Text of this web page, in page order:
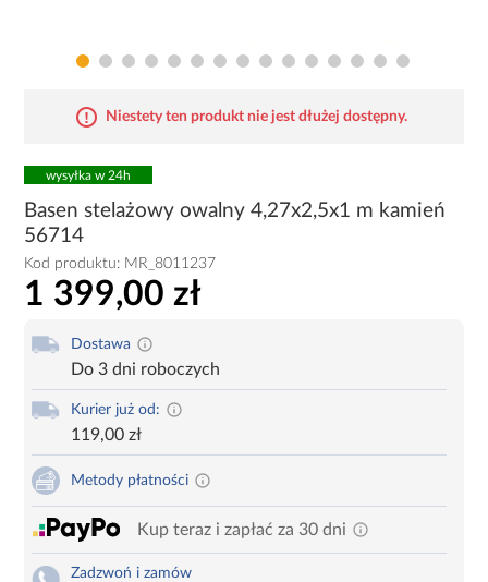
Niestety ten produkt nie jest dłużej dostępny.
wysyłka w 24h
Basen stelażowy owalny 4,27x2,5x1 m kamień
56714
Kod produktu: MR_8011237
1 399,00 zł
Dostawa
Do 3 dni roboczych
Kurier już od:
119,00 zł
Metody płatności
Kup teraz i zapłać za 30 dni
Zadzwoń i zamów